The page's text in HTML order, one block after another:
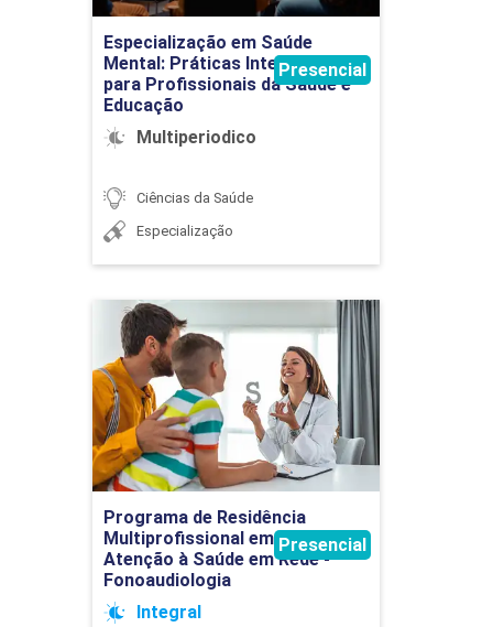
Especialização em Saúde
Mental: Práticas Integradas
para Profissionais da Saúde e
Educação
Multiperiodico
Presencial
Ciências da Saúde
Especialização
Ir para Inscrição
Programa de Residência
Multiprofissional em Saúde -
Atenção à Saúde em Rede -
Fonoaudiologia
Integral
Presencial
Programa de Residência
Multiprofissional em Saúde
- Atenção à Saúde em Rede
- Fonoaudiologia
Detalhes do curso
Ir para Inscrição